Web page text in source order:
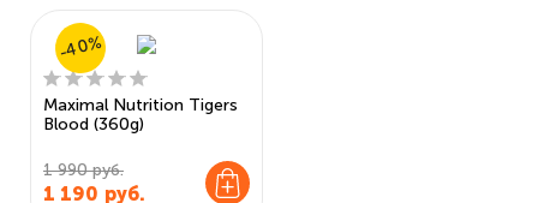
Maximal Nutrition Tigers
Blood (360g)
1 990 руб.
1 190 руб.
-40%